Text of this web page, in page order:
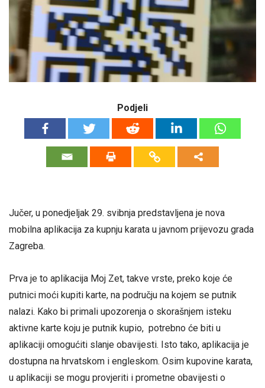
Podjeli
Jučer, u ponedjeljak 29. svibnja predstavljena je nova
mobilna aplikacija za kupnju karata u javnom prijevozu grada
Zagreba.
Prva je to aplikacija Moj Zet, takve vrste, preko koje će
putnici moći kupiti karte, na području na kojem se putnik
nalazi. Kako bi primali upozorenja o skorašnjem isteku
aktivne karte koju je putnik kupio, potrebno će biti u
aplikaciji omogućiti slanje obavijesti. Isto tako, aplikacija je
dostupna na hrvatskom i engleskom. Osim kupovine karata,
u aplikaciji se mogu provjeriti i prometne obavijesti o